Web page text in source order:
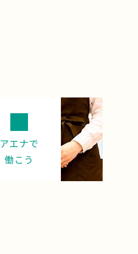
アエナで
働こう